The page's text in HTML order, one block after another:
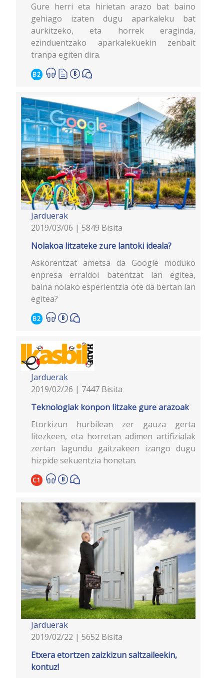
Gure herri eta hirietan arazo bat baino
gehiago izaten dugu aparkaleku bat
aurkitzeko, eta horrek eraginda,
ezinduentzako aparkalekuekin zenbait
tranpa egiten dira.
B2
Jarduerak
2019/03/06 | 5849 Bisita
Nolakoa litzateke zure lantoki ideala?
Askorentzat ametsa da Google moduko
enpresa erraldoi batentzat lan egitea,
baina nolako esperientzia ote da bertan lan
egitea?
B2
Jarduerak
2019/02/26 | 7447 Bisita
Teknologiak konpon litzake gure arazoak
Etorkizun hurbilean zer gauza gerta
litezkeen, eta horretan adimen artifizialak
zertan lagundu gaitzakeen izango dugu
hizpide sekuentzia honetan.
C1
Jarduerak
2019/02/22 | 5652 Bisita
Etxera etortzen zaizkizun saltzaileekin,
kontuz!